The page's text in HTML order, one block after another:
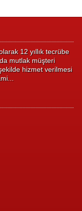
12 yıllık tecrübe
mutlak müşteri
hizmet verilmesi